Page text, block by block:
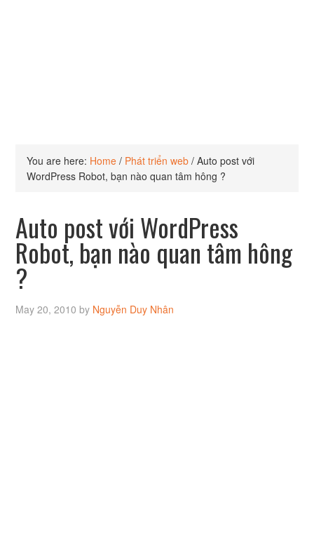
You are here: Home / Phát triển web / Auto post với
WordPress Robot, bạn nào quan tâm hông ?
Auto post với WordPress
Robot, bạn nào quan tâm hông
?
May 20, 2010 by Nguyễn Duy Nhân